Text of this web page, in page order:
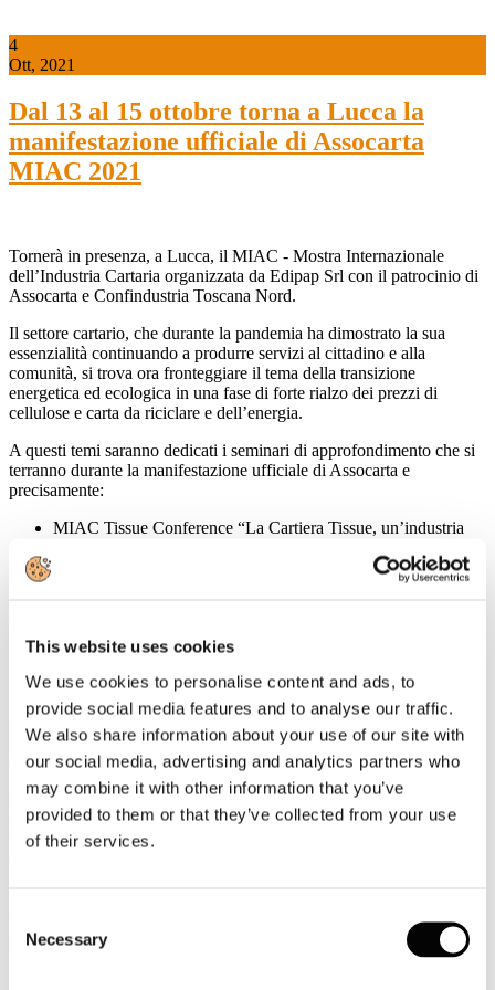
This website uses cookies
We use cookies to personalise content and ads, to
provide social media features and to analyse our traffic.
We also share information about your use of our site with
our social media, advertising and analytics partners who
may combine it with other information that you’ve
provided to them or that they’ve collected from your use
of their services.
Selection
Necessary
4
Ott, 2021
Dal 13 al 15 ottobre torna a Lucca la
manifestazione ufficiale di Assocarta
MIAC 2021
Tornerà in presenza, a Lucca, il MIAC - Mostra Internazionale
dell’Industria Cartaria organizzata da Edipap Srl con il patrocinio di
Assocarta e Confindustria Toscana Nord.
Il settore cartario, che durante la pandemia ha dimostrato la sua
essenzialità continuando a produrre servizi al cittadino e alla
comunità, si trova ora fronteggiare il tema della transizione
energetica ed ecologica in una fase di forte rialzo dei prezzi di
cellulose e carta da riciclare e dell’energia.
A questi temi saranno dedicati i seminari di approfondimento che si
terranno durante la manifestazione ufficiale di Assocarta e
precisamente:
MIAC Tissue Conference “La Cartiera Tissue, un’industria
MIAC Tissue Conference “Il Trasformatore Tissue,
MIAC Paperborad Conference “Migliorare la produzione di
Sul sitohttps://www.miac.info/convegni è possibile sia scaricare i
programmi completi dei seminari che iscriversi on line. La visita alla
manifestazione e la partecipazione ai seminari è gratuita per tutti gli
operatori della filiera cartaria ma solo se in possesso di Green Pass.
Durante il MIAC si terrà inoltre un evento dedicato all’orientamento
scolastico e alla formazione specialistica dei giovani in cartiera dal
titolo “Young workers day” organizzato da Assocarta e CEPI la
Uno stand Assocarta sarà a disposizione di soci e visitatori al primo
piano accanto alla sala convegni.